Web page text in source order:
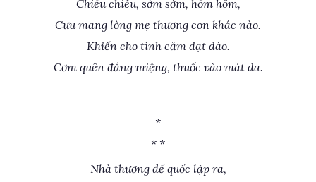
Chiều chiều, sớm sớm, hôm hôm,
Cưu mang lòng mẹ thương con khác nào.
Khiến cho tình cảm dạt dào.
Cơm quên đắng miệng, thuốc vào mát da.
*
* *
Nhà thương đế quốc lập ra,